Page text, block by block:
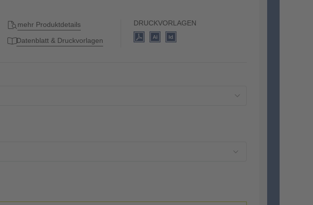
mehr Produktdetails
Datenblatt & Druckvorlagen
DRUCKVORLAGEN